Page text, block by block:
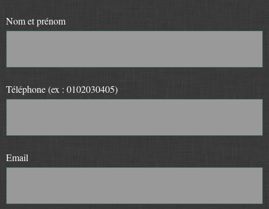
Nom et prénom
Téléphone (ex : 0102030405)
Email